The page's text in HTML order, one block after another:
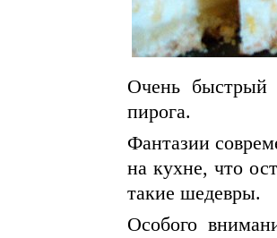
Очень быстрый
пирога.
Фантазии
на кухне, что
такие шедевры.
Особого